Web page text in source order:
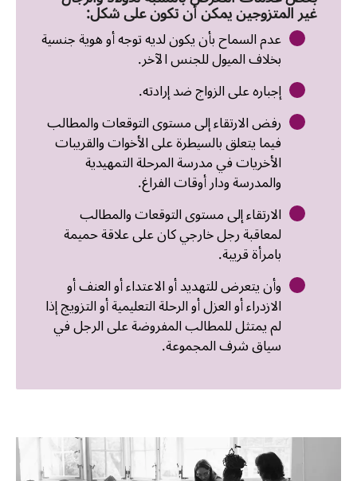
غير المتزوجين يمكن أن تكون على شكل:
عدم السماح بأن يكون لديه توجه أو هوية جنسية
بخلاف الميول للجنس الآخر.
إجباره على الزواج ضد إرادته.
رفض الارتقاء إلى مستوى التوقعات والمطالب
فيما يتعلق بالسيطرة على الأخوات والقريبات
الأخريات في مدرسة المرحلة التمهيدية
والمدرسة ودار أوقات الفراغ.
الارتقاء إلى مستوى التوقعات والمطالب
لمعاقبة رجل خارجي كان على علاقة حميمة
بامرأة قريبة.
وأن يتعرض للتهديد أو الاعتداء أو العنف أو
الازدراء أو العزل أو الرحلة التعليمية أو التزويج إذا
لم يمتثل للمطالب المفروضة على الرجل في
سياق شرف المجموعة.